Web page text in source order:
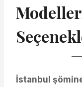
İstanbul